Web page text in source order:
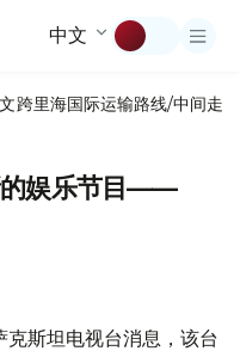
中文
跨里海国际运输路线/中间走廊
的娱乐节目——
斯坦电视台消息，该台